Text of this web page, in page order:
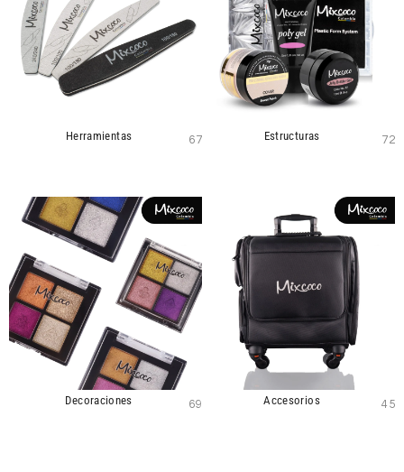
Herramientas 67 Estructuras 72
Decoraciones 69 Accesorios 45